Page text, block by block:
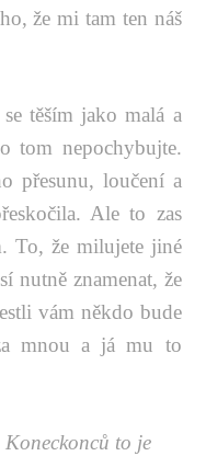
že mi tam ten náš
těším jako malá a
tom nepochybujte.
přesunu, loučení a
Ale to zas
To, že milujete jiné
nutně znamenat, že
vám někdo bude
mnou a já mu to
to je